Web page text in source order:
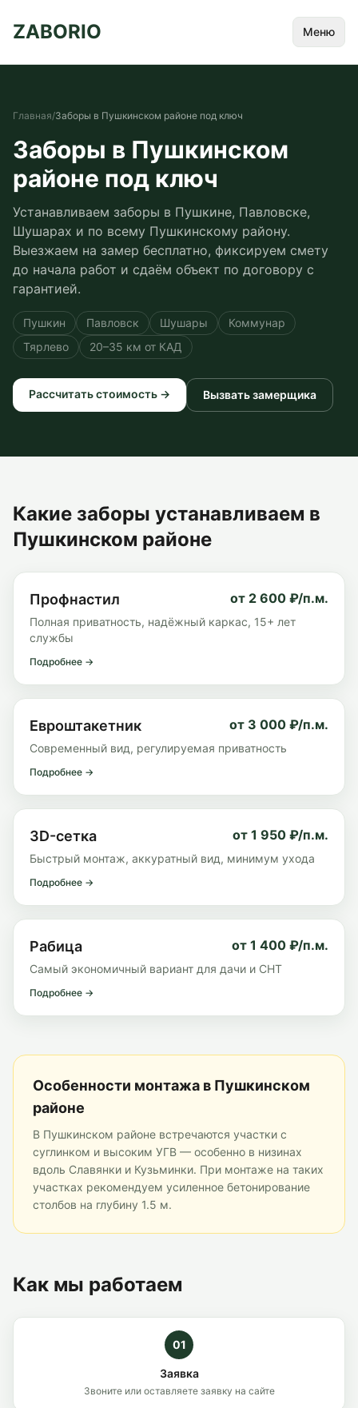
ZABORIO Меню
Главная/Заборы в Пушкинском районе под ключ
Заборы в Пушкинском
районе под ключ
Устанавливаем заборы в Пушкине, Павловске,
Шушарах и по всему Пушкинскому району.
Выезжаем на замер бесплатно, фиксируем смету
до начала работ и сдаём объект по договору с
гарантией.
Пушкин Павловск Шушары
Коммунар
Тярлево
20–35 км от КАД
Рассчитать стоимость → Вызвать замерщика
Какие заборы устанавливаем в
Пушкинском районе
Профнастил от 2 600 ₽/п.м.
Полная приватность, надёжный каркас, 15+ лет
службы
Подробнее →
Евроштакетник от 3 000 ₽/п.м.
Современный вид, регулируемая приватность
Подробнее →
3D-сетка от 1 950 ₽/п.м.
Быстрый монтаж, аккуратный вид, минимум ухода
Подробнее →
Рабица от 1 400 ₽/п.м.
Самый экономичный вариант для дачи и СНТ
Подробнее →
Особенности монтажа в Пушкинском
районе
В Пушкинском районе встречаются участки с
суглинком и высоким УГВ — особенно в низинах
вдоль Славянки и Кузьминки. При монтаже на таких
участках рекомендуем усиленное бетонирование
столбов на глубину 1.5 м.
Как мы работаем
01
Заявка
Звоните или оставляете заявку на сайте